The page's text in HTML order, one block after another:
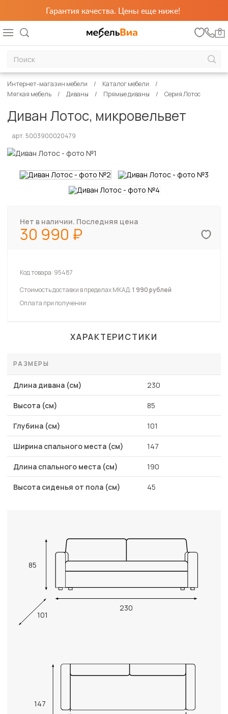
Гарантия качества. Цены еще ниже!
0
Интернет-магазин мебели
Каталог мебели
Мягкая мебель
Диваны Прямые диваны Серия Лотос
Диван Лотос, микровельвет
арт. 5003900020479
Нет в наличии. Последняя цена
30 990
Код товара: 95487
Стоимость доставки в пределах МКАД:1 990 рублей
Оплата при получении
ХАРАКТЕРИСТИКИ
РАЗМЕРЫ
Длина дивана (см) 230
Высота (см) 85
Глубина (см) 101
Ширина спального места (см) 147
Длина спального места (см) 190
Высота сиденья от пола (см) 45
85
230
101
147